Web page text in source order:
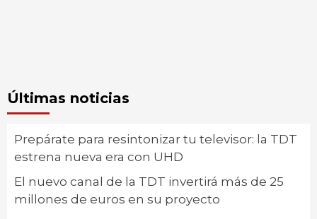
Últimas noticias
Prepárate para resintonizar tu televisor: la TDT
estrena nueva era con UHD
El nuevo canal de la TDT invertirá más de 25
millones de euros en su proyecto